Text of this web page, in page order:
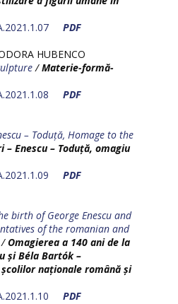
PDF
HUBENCO
/Materie-formă-
PDF
– Toduță, Homage to the
– Enescu – Toduță, omagiu
PDF
birth of George Enescu and
of the romanian and
/Omagierea a 140 ani de la
și Béla Bartók –
naționale română și
PDF